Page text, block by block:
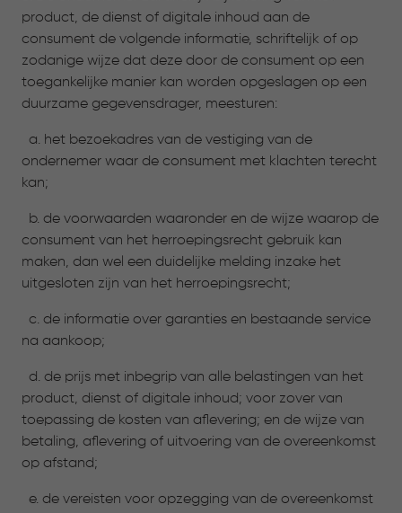
product, de dienst of digitale inhoud aan de
consument de volgende informatie, schriftelijk of op
zodanige wijze dat deze door de consument op een
toegankelijke manier kan worden opgeslagen op een
duurzame gegevensdrager, meesturen:
a. het bezoekadres van de vestiging van de
ondernemer waar de consument met klachten terecht
kan;
b. de voorwaarden waaronder en de wijze waarop de
consument van het herroepingsrecht gebruik kan
maken, dan wel een duidelijke melding inzake het
uitgesloten zijn van het herroepingsrecht;
c. de informatie over garanties en bestaande service
na aankoop;
d. de prijs met inbegrip van alle belastingen van het
product, dienst of digitale inhoud; voor zover van
toepassing de kosten van aflevering; en de wijze van
betaling, aflevering of uitvoering van de overeenkomst
op afstand;
e. de vereisten voor opzegging van de overeenkomst